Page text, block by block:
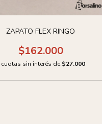
ZAPATO FLEX RINGO
$162.000
cuotas sin interés de $27.000